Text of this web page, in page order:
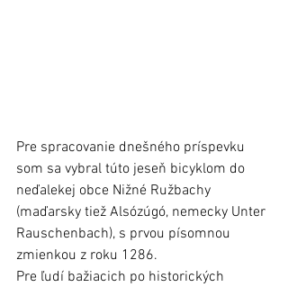
Pre spracovanie dnešného príspevku
som sa vybral túto jeseň bicyklom do
neďalekej obce Nižné Ružbachy
(maďarsky tiež Alsózúgó, nemecky Unter
Rauschenbach), s prvou písomnou
zmienkou z roku 1286.
Pre ľudí bažiacich po historických